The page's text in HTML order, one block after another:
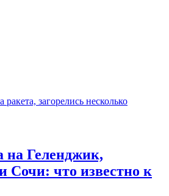
на Геленджик,
Сочи: что известно к